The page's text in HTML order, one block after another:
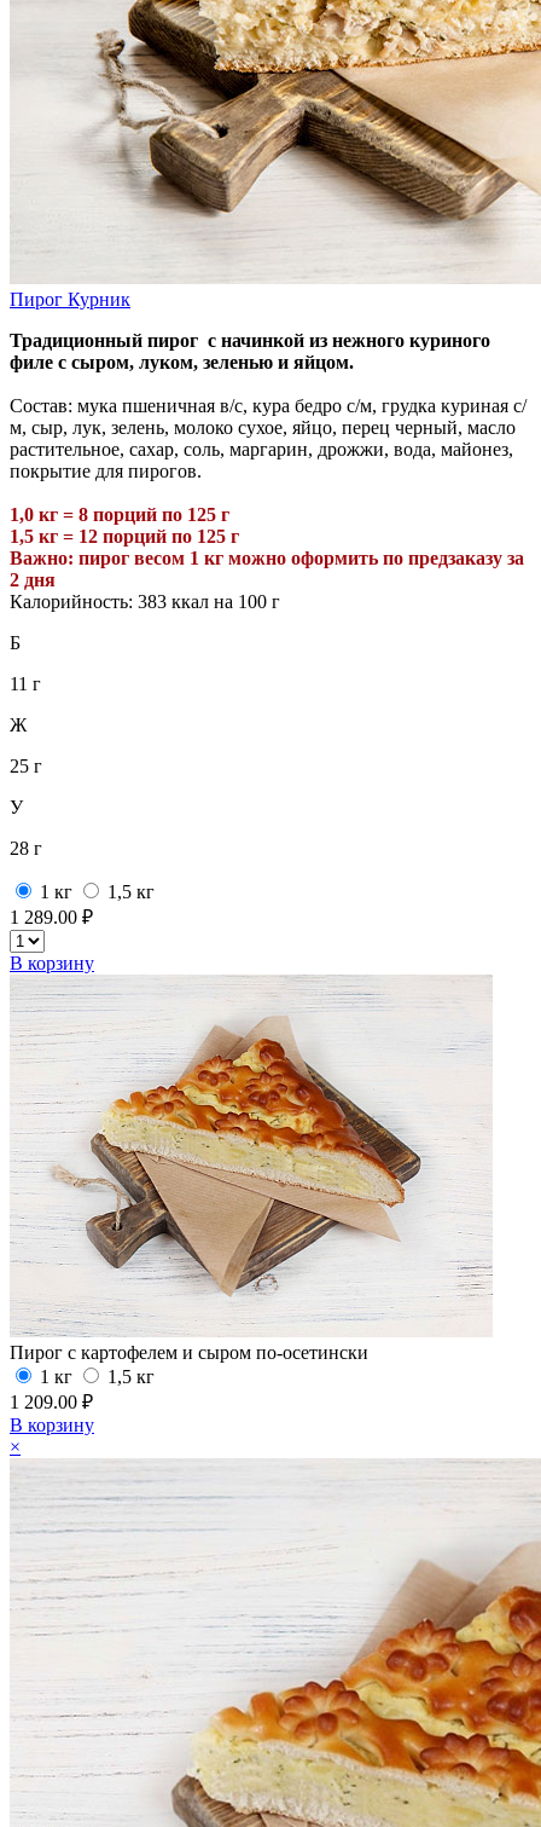
Пирог Курник
Традиционный пирог с начинкой из нежного куриного
филе с сыром, луком, зеленью и яйцом.
Состав: мука пшеничная в/с, кура бедро с/м, грудка куриная с/
м, сыр, лук, зелень, молоко сухое, яйцо, перец черный, масло
растительное, сахар, соль, маргарин, дрожжи, вода, майонез,
покрытие для пирогов.
1,0 кг = 8 порций по 125 г
1,5 кг = 12 порций по 125 г
Важно: пирог весом 1 кг можно оформить по предзаказу за
2 дня
Калорийность: 383 ккал на 100 г
Б
11 г
Ж
25 г
У
28 г
1 кг
1,5 кг
1 289.00 ₽
В корзину
Пирог с картофелем и сыром по-осетински
1 кг
1,5 кг
1 209.00 ₽
В корзину
×